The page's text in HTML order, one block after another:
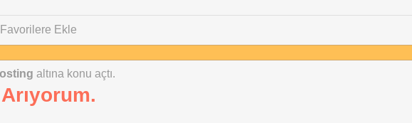
Favorilere Ekle
altına konu açtı.